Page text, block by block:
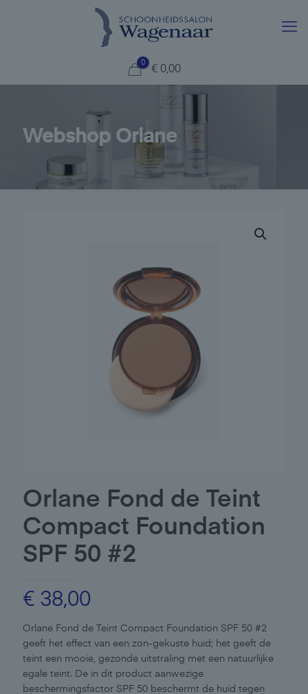
0
€0,00
Webshop Orlane
Orlane Fond de Teint
Compact Foundation
SPF 50 #2
€ 38,00
Orlane Fond de Teint Compact Foundation SPF 50 #2
geeft het effect van een zon-gekuste huid; het geeft de
teint een mooie, gezonde uitstraling met een natuurlijke
egale teint. De in dit product aanwezige
beschermingsfactor SPF 50 beschermt de huid tegen